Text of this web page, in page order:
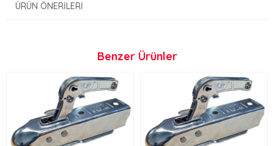
ÜRÜN ÖNERILERI
Benzer Ürünler